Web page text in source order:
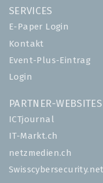
SERVICES
E-Paper Login
Kontakt
Event-Plus-Eintrag
Login
PARTNER-WEBSITES
ICTjournal
IT-Markt.ch
netzmedien.ch
Swisscybersecurity.net